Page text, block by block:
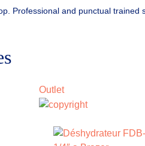
Professional and punctual trained
Outlet